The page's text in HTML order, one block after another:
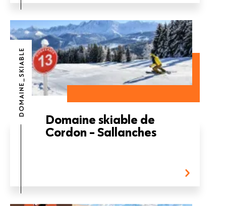
DOMAINE_SKIABLE
Domaine skiable de
Cordon - Sallanches